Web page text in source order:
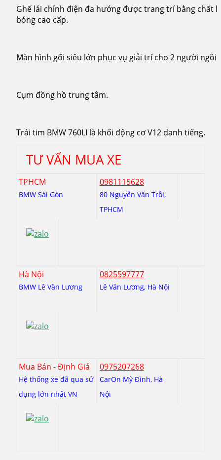
Ghế lái chỉnh điện đa hướng được trang trí bằng chất
bóng cao cấp.
Màn hình gối siêu lớn phục vụ giải trí cho 2 người ngồi
Cụm đồng hồ trung tâm.
Trái tim BMW 760LI là khối động cơ V12 danh tiếng.
TƯ VẤN MUA XE
TPHCM
BMW Sài Gòn
0981115628
80 Nguyễn Văn Trỗi,
TPHCM
Hà Nội
BMW Lê Văn Lương
0825597777
Lê Văn Lương, Hà Nội
Mua Bán - Định Giá
Hệ thống xe đã qua sử
dụng lớn nhất VN
0975207268
CarOn Mỹ Đình, Hà
Nội